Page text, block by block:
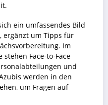
ein umfassendes Bild
ergänzt um Tipps für
Im
Face-to-Face
und
werden in den
um Fragen auf